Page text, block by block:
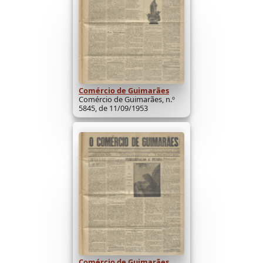
Comércio de Guimarães
Comércio de Guimarães, n.º
5845, de 11/09/1953